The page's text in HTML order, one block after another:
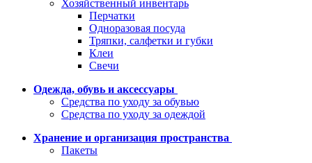
Хозяйственный инвентарь
Перчатки
Одноразовая посуда
Тряпки, салфетки и губки
Клеи
Свечи
Одежда, обувь и аксессуары
Средства по уходу за обувью
Средства по уходу за одеждой
Хранение и организация пространства
Пакеты